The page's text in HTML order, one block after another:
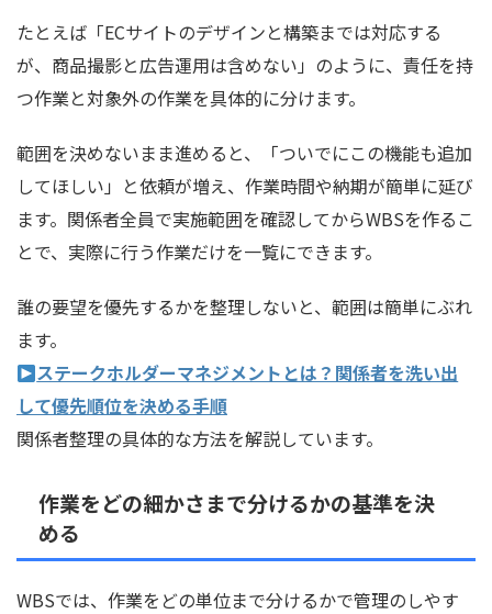
たとえば「ECサイトのデザインと構築までは対応する
が、商品撮影と広告運用は含めない」のように、責任を持
つ作業と対象外の作業を具体的に分けます。
範囲を決めないまま進めると、「ついでにこの機能も追加
してほしい」と依頼が増え、作業時間や納期が簡単に延び
ます。関係者全員で実施範囲を確認してからWBSを作るこ
とで、実際に行う作業だけを一覧にできます。
誰の要望を優先するかを整理しないと、範囲は簡単にぶれ
ます。
ステークホルダーマネジメントとは？関係者を洗い出
して優先順位を決める手順
関係者整理の具体的な方法を解説しています。
作業をどの細かさまで分けるかの基準を決
める
WBSでは、作業をどの単位まで分けるかで管理のしやす